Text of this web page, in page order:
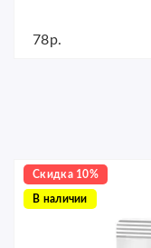
78р.
Скидка 10%
В наличии